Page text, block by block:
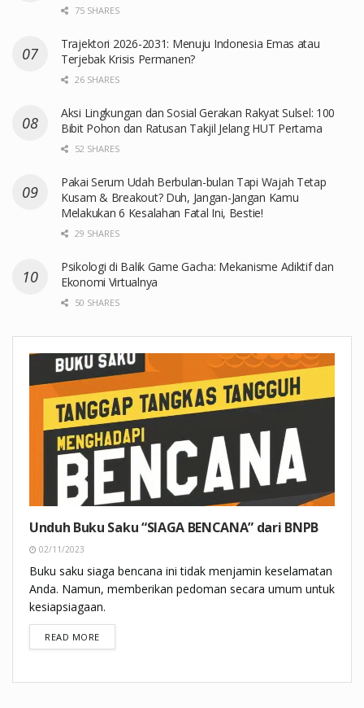
75 SHARES
Trajektori 2026-2031: Menuju Indonesia Emas atau
Terjebak Krisis Permanen?
26 SHARES
Aksi Lingkungan dan Sosial Gerakan Rakyat Sulsel: 100
Bibit Pohon dan Ratusan Takjil Jelang HUT Pertama
52 SHARES
Pakai Serum Udah Berbulan-bulan Tapi Wajah Tetap
Kusam & Breakout? Duh, Jangan-Jangan Kamu
Melakukan 6 Kesalahan Fatal Ini, Bestie!
29 SHARES
Psikologi di Balik Game Gacha: Mekanisme Adiktif dan
Ekonomi Virtualnya
50 SHARES
Unduh Buku Saku “SIAGA BENCANA” dari BNPB
02/11/2023
Buku saku siaga bencana ini tidak menjamin keselamatan
Anda. Namun, memberikan pedoman secara umum untuk
kesiapsiagaan.
READ MOREDETAILS